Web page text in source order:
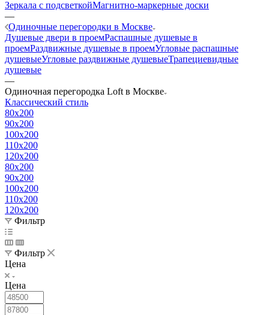
Зеркала с подсветкойМагнитно-маркерные доски
—
Одиночные перегородки в Москве
Душевые двери в проемРаспашные душевые в
проемРаздвижные душевые в проемУгловые распашные
душевыеУгловые раздвижные душевыеТрапециевидные
душевые
—
Одиночная перегородка Loft в Москве
Классический стиль
80x200
90x200
100x200
110x200
120x200
80x200
90x200
100x200
110x200
120x200
Фильтр
Фильтр
Цена
Цена